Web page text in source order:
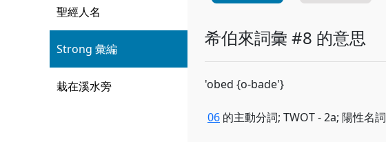
聖經人名
Strong 彙編
栽在溪水旁
希伯來詞彙 #8 的意思
'obed {o-bade'}
06 的主動分詞; TWOT - 2a; 陽性名詞